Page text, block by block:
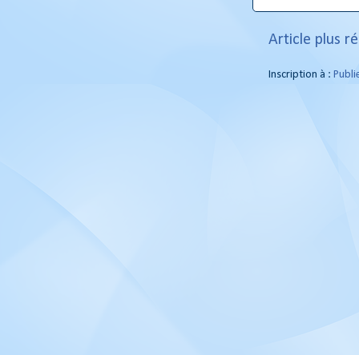
Article plus
Inscription à :